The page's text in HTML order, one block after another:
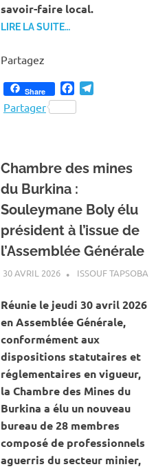
savoir-faire local.
LIRE LA SUITE…
Partagez
Share Facebook
Partager
Chambre des mines
du Burkina :
Souleymane Boly élu
président à l’issue de
l’Assemblée Générale
30 AVRIL 2026 ISSOUF TAPSOBA
Réunie le jeudi 30 avril 2026
en Assemblée Générale,
conformément aux
dispositions statutaires et
réglementaires en vigueur,
la Chambre des Mines du
Burkina a élu un nouveau
bureau de 28 membres
composé de professionnels
aguerris du secteur minier,